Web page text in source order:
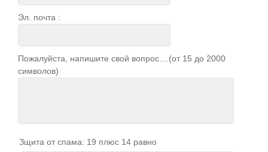
Эл. почта :
Пожалуйста, напишите свой вопрос....(от 15 до 2000
символов)
Зщита от спама: 19 плюс 14 равно